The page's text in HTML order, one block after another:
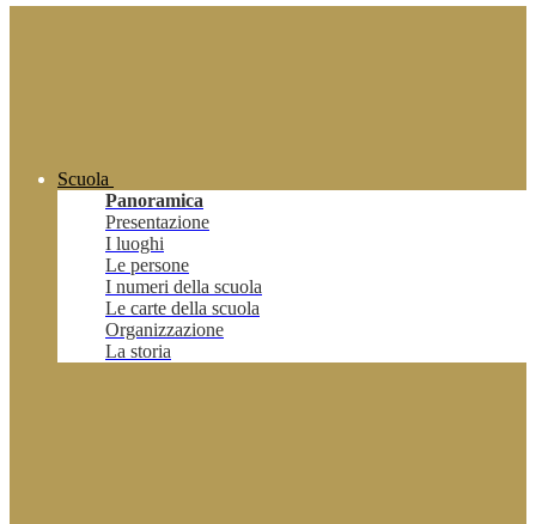
Scuola
Panoramica
Presentazione
I luoghi
Le persone
I numeri della scuola
Le carte della scuola
Organizzazione
La storia